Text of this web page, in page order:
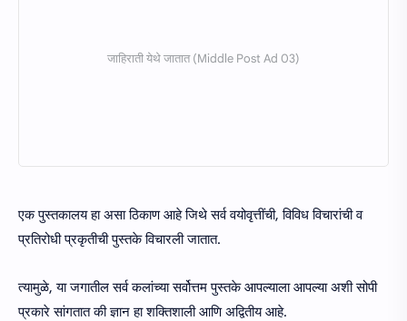
एक पुस्तकालय हा असा ठिकाण आहे जिथे सर्व वयोवृत्तींची, विविध विचारांची व
प्रतिरोधी प्रकृतीची पुस्तके विचारली जातात.
त्यामुळे, या जगातील सर्व कलांच्या सर्वोत्तम पुस्तके आपल्याला आपल्या अशी सोपी
प्रकारे सांगतात की ज्ञान हा शक्तिशाली आणि अद्वितीय आहे.